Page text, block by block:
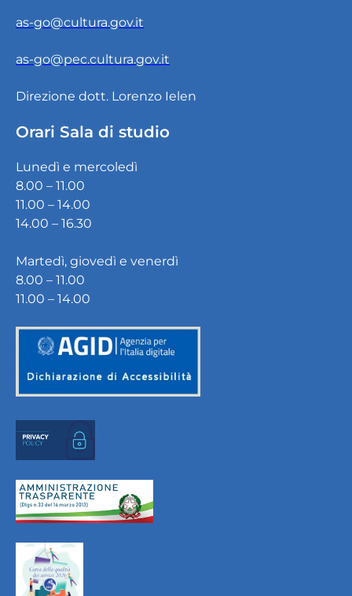
as-go@cultura.gov.it
as-go@pec.cultura.gov.it
Direzione dott. Lorenzo Ielen
Orari Sala di studio
Lunedì e mercoledì
8.00 – 11.00
11.00 – 14.00
14.00 – 16.30
Martedì, giovedì e venerdì
8.00 – 11.00
11.00 – 14.00